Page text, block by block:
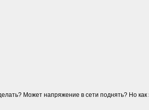
Может напряжение в сети поднять? Но как